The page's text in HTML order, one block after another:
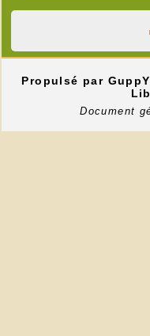
Propulsé par
Document